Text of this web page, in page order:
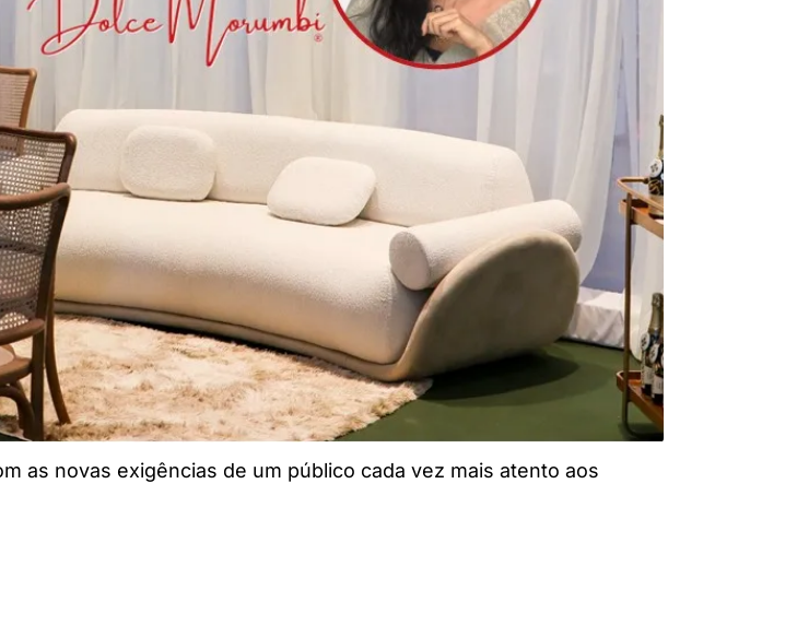
as novas exigências de um público cada vez mais atento aos